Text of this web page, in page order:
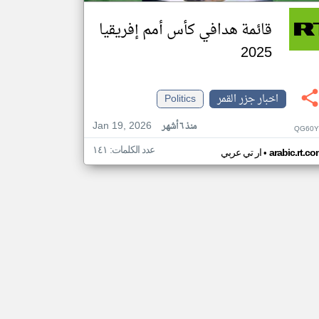
قائمة هدافي كأس أمم إفريقيا
2025
اخبار جزر القمر
Politics
Jan 19, 2026
منذ ٦ أشهر
ار تي عربي• عدد الكلمات: ١٤١